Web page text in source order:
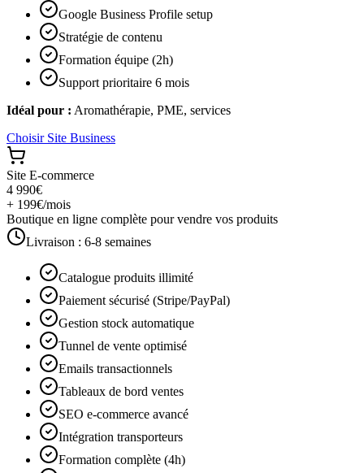
Google Business Profile setup
Stratégie de contenu
Formation équipe (2h)
Support prioritaire 6 mois
Idéal pour : Aromathérapie, PME, services
Choisir Site Business
Site E-commerce
4 990€
+ 199€/mois
Boutique en ligne complète pour vendre vos produits
Livraison : 6-8 semaines
Catalogue produits illimité
Paiement sécurisé (Stripe/PayPal)
Gestion stock automatique
Tunnel de vente optimisé
Emails transactionnels
Tableaux de bord ventes
SEO e-commerce avancé
Intégration transporteurs
Formation complète (4h)